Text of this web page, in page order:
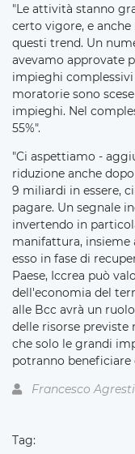
"Le attività stanno
certo vigore, e
questi trend. Un
avevamo approvate
impieghi
moratorie sono
impieghi. Nel
55%".
"Ci aspettiamo -
riduzione anche
9 miliardi in essere,
pagare. Un segnale
invertendo in
manifattura, insieme
esso in fase di
Paese, Iccrea può
dell'economia del
alle Bcc avrà un
delle risorse previste
che solo le grandi
potranno beneficiare
Francesco Agresti
Tag: